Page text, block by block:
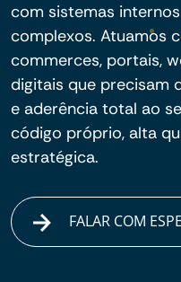
com sistemas
complexos. Atuamos
commerces, portais,
digitais que precisam
e aderência total ao
código próprio, alta
estratégica.
FALAR COM